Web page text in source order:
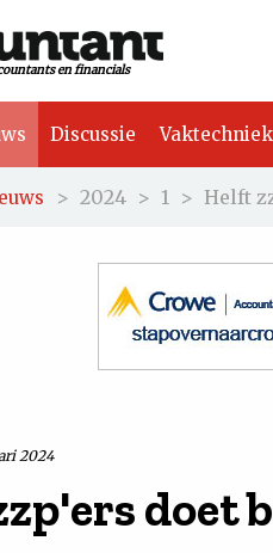
en financials
Discussie Vaktechniek
> 2024 > 1 > Helft
2024
doet